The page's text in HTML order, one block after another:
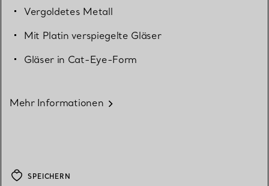
Vergoldetes Metall
Mit Platin verspiegelte Gläser
Gläser in Cat-Eye-Form
Mehr Informationen
SPEICHERN